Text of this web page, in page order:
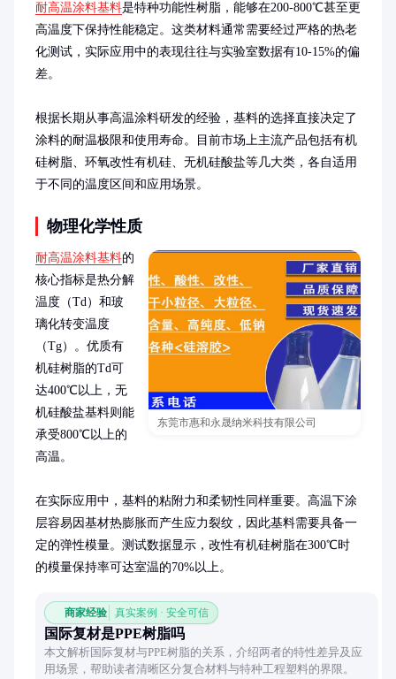
耐高温涂料基料是特种功能性树脂，能够在200-800℃甚至更
高温度下保持性能稳定。这类材料通常需要经过严格的热老
化测试，实际应用中的表现往往与实验室数据有10-15%的偏
差。
根据长期从事高温涂料研发的经验，基料的选择直接决定了
涂料的耐温极限和使用寿命。目前市场上主流产品包括有机
硅树脂、环氧改性有机硅、无机硅酸盐等几大类，各自适用
于不同的温度区间和应用场景。
物理化学性质
东莞市惠和永晟纳米科技有限公司
耐高温涂料基料的
核心指标是热分解
温度（Td）和玻
璃化转变温度
（Tg）。优质有
机硅树脂的Td可
达400℃以上，无
机硅酸盐基料则能
承受800℃以上的
高温。
在实际应用中，基料的粘附力和柔韧性同样重要。高温下涂
层容易因基材热膨胀而产生应力裂纹，因此基料需要具备一
定的弹性模量。测试数据显示，改性有机硅树脂在300℃时
的模量保持率可达室温的70%以上。
商家经验 真实案例 · 安全可信
国际复材是PPE树脂吗
本文解析国际复材与PPE树脂的关系，介绍两者的特性差异及应
用场景，帮助读者清晰区分复合材料与特种工程塑料的界限。